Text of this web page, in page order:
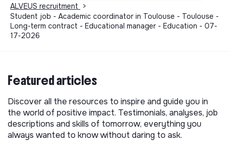
ALVEUS recruitment
>
Student job - Academic coordinator in Toulouse - Toulouse -
Long-term contract - Educational manager - Education - 07-
17-2026
Featured articles
Discover all the resources to inspire and guide you in
the world of positive impact. Testimonials, analyses, job
descriptions and skills of tomorrow, everything you
always wanted to know without daring to ask.